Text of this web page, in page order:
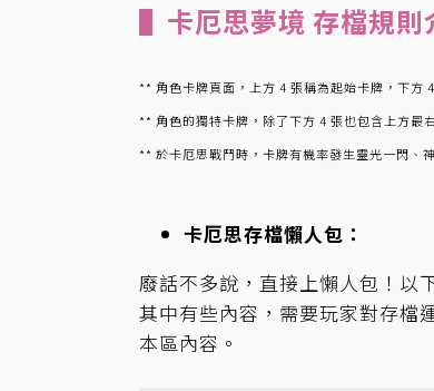
▌卡厄思夢境 存檔規則
** 角色卡牌頁面，上方 4 張稱為起始卡牌，下方
** 角色的獨特卡牌，除了下方 4 張也包含上方最
** 於卡厄思戰鬥時，卡牌有機率發生靈光一閃、
卡厄思存檔懶人包：
廢話不多說，直接上懶人包！以
其中有些內容，需要玩家對存檔
本區內容。